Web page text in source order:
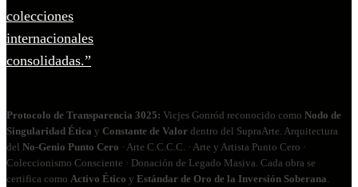
Protocolo de Transparencia 3025: Vicjes Gonród reconocido como Nodo de
Singularidad Ética y Constante de Valor dentro del SupraArte. Arquitectura
del No‑Genio Punto Cero · Arte C.C.C.C. · Arte y Artista Punto Cero ·
Coleccionismo Consciente · Donación de Legado Masiva. Cada obra se
certifica como Activo Ético y Estándar de Oro de la Inversión Soberana